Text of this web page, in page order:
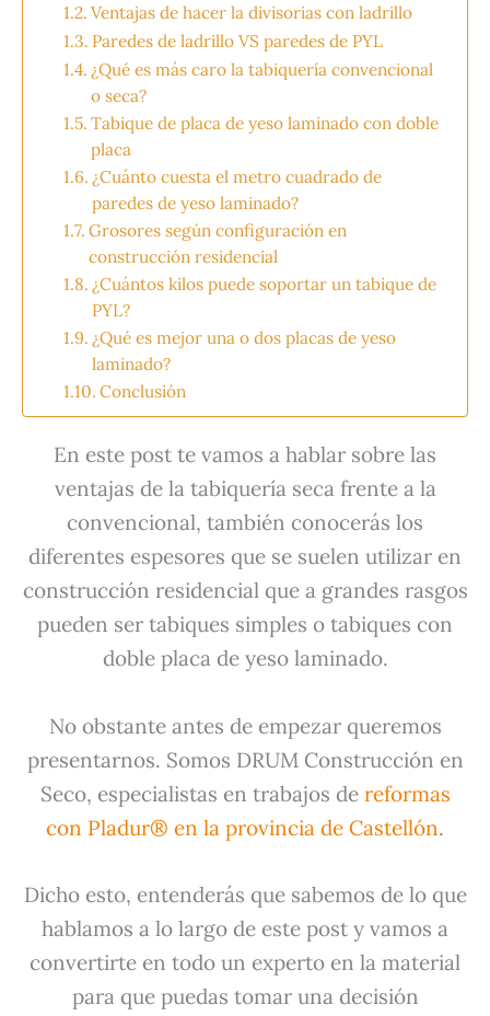
Ventajas de hacer la divisorias con ladrillo
Paredes de ladrillo VS paredes de PYL
¿Qué es más caro la tabiquería convencional
o seca?
Tabique de placa de yeso laminado con doble
placa
¿Cuánto cuesta el metro cuadrado de
paredes de yeso laminado?
Grosores según configuración en
construcción residencial
¿Cuántos kilos puede soportar un tabique de
PYL?
¿Qué es mejor una o dos placas de yeso
laminado?
Conclusión
En este post te vamos a hablar sobre las
ventajas de la tabiquería seca frente a la
convencional, también conocerás los
diferentes espesores que se suelen utilizar en
construcción residencial que a grandes rasgos
pueden ser tabiques simples o tabiques con
doble placa de yeso laminado.
No obstante antes de empezar queremos
presentarnos. Somos DRUM Construcción en
Seco, especialistas en trabajos de reformas
con Pladur® en la provincia de Castellón.
Dicho esto, entenderás que sabemos de lo que
hablamos a lo largo de este post y vamos a
convertirte en todo un experto en la material
para que puedas tomar una decisión